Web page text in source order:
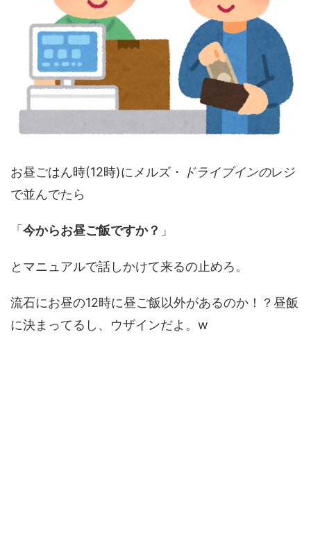
お昼ごはん時(12時)にメルズ・ ドライブインのレジ
で並んでたら
「 今からお昼ご飯ですか？ 」
とマニュアルで話しかけて来るの止めろ。
流石にお昼の12時に昼ご飯以外があるのか！？昼飯
に決まってるし、ウザインだよ。w